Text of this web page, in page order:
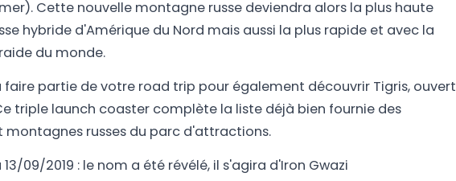
Cette nouvelle montagne russe deviendra alors la plus haute
hybride d'Amérique du Nord mais aussi la plus rapide et avec la
du monde.
partie de votre road trip pour également découvrir Tigris, ouvert
triple launch coaster complète la liste déjà bien fournie des
russes du parc d'attractions.
13/09/2019 : le nom a été révélé, il s'agira d'Iron Gwazi